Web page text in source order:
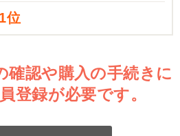
1位
確認や購入の手続きに
登録が必要です。